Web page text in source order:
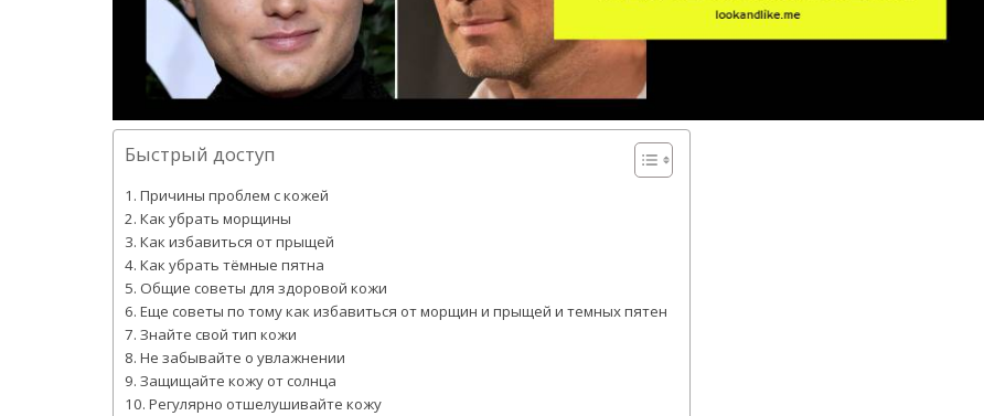
Быстрый доступ
Причины проблем с кожей
Как убрать морщины
Как избавиться от прыщей
Как убрать тёмные пятна
Общие советы для здоровой кожи
Еще советы по тому как избавиться от морщин и прыщей и темных пятен
Знайте свой тип кожи
Не забывайте о увлажнении
Защищайте кожу от солнца
Регулярно отшелушивайте кожу